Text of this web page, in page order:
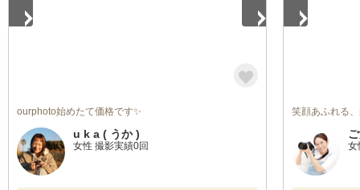
ourphoto始めたて価格です✨
u k a ( うか )
女性 撮影実績0回
笑顔あふれる
女